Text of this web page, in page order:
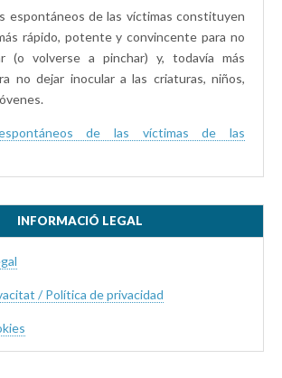
espontáneos de las víctimas constituyen
rápido, potente y convincente para no
(o volverse a pinchar) y, todavía más
no dejar inocular a las criaturas, niños,
de las víctimas de las
INFORMACIÓ LEGAL
/ Política de privacidad